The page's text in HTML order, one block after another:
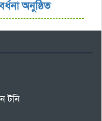
অনুষ্ঠিত
টনি